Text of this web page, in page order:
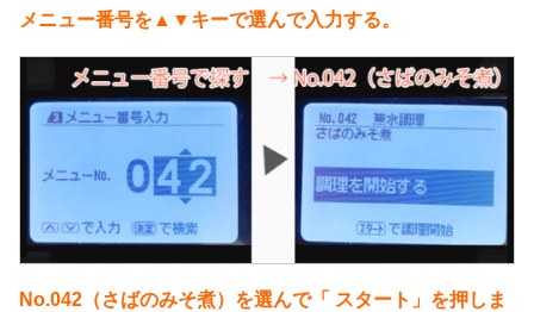
メニュー番号を▲▼キーで選んで入力する。
No.042（さばのみそ煮）を選んで「 スタート」を押しま